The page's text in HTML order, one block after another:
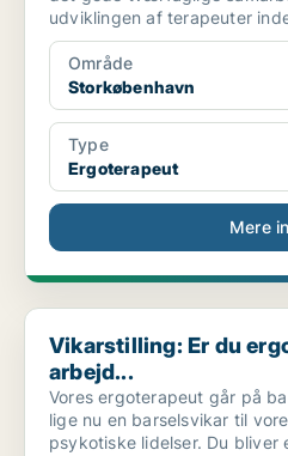
udviklingen af terapeuter
Område
Storkøbenhavn
Type
Ergoterapeut
Mere
Vikarstilling: Er du ergoterapeut
Vikarstilling: Er du
arbejd...
Vores ergoterapeut går på
lige nu en barselsvikar til
psykotiske lidelser. Du bliver